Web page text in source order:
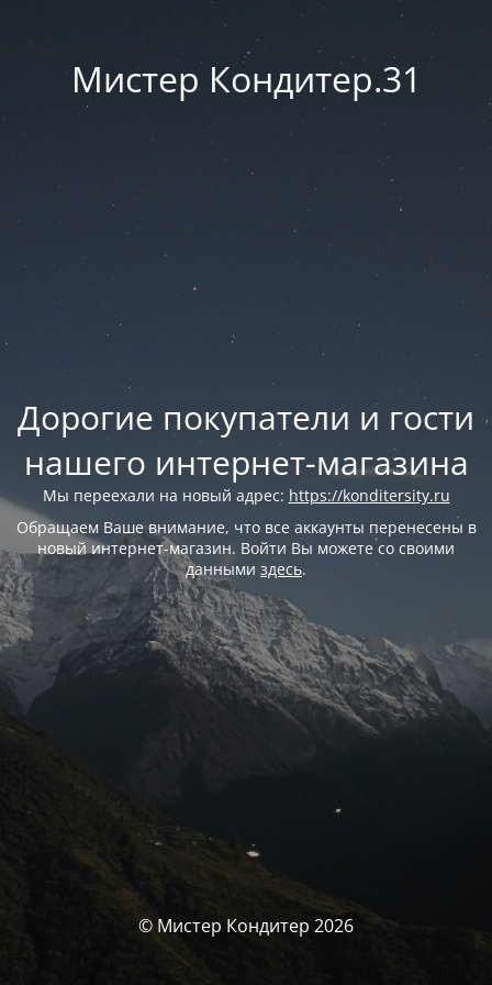
Мистер Кондитер.31
Дорогие покупатели и гости
нашего интернет-магазина
Мы переехали на новый адрес: https://konditersity.ru
Обращаем Ваше внимание, что все аккаунты перенесены в
новый интернет-магазин. Войти Вы можете со своими
данными здесь.
© Мистер Кондитер 2026